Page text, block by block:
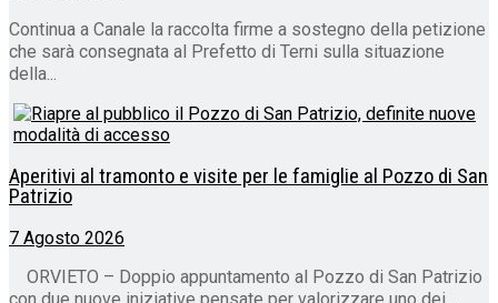
Continua a Canale la raccolta firme a sostegno della petizione
che sarà consegnata al Prefetto di Terni sulla situazione
della...
Aperitivi al tramonto e visite per le famiglie al Pozzo di San
Patrizio
7 Agosto 2026
ORVIETO – Doppio appuntamento al Pozzo di San Patrizio